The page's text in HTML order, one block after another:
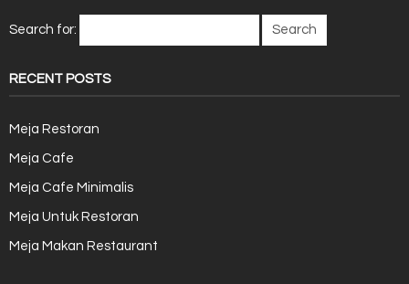
Search for:
RECENT POSTS
Meja Restoran
Meja Cafe
Meja Cafe Minimalis
Meja Untuk Restoran
Meja Makan Restaurant